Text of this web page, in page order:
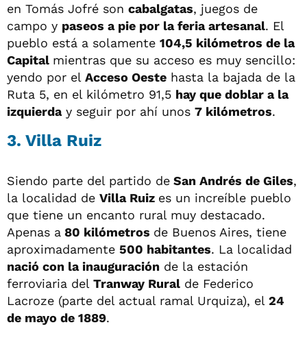
en Tomás Jofré son cabalgatas, juegos de
campo y paseos a pie por la feria artesanal. El
pueblo está a solamente 104,5 kilómetros de la
Capital mientras que su acceso es muy sencillo:
yendo por el Acceso Oeste hasta la bajada de la
Ruta 5, en el kilómetro 91,5 hay que doblar a la
izquierday seguir por ahí unos 7 kilómetros.
3. Villa Ruiz
Siendo parte del partido de San Andrés de Giles,
la localidad de Villa Ruiz es un increíble pueblo
que tiene un encanto rural muy destacado.
Apenas a 80 kilómetros de Buenos Aires, tiene
aproximadamente 500 habitantes. La localidad
nació con la inauguración de la estación
ferroviaria del Tranway Rural de Federico
Lacroze (parte del actual ramal Urquiza), el 24
de mayo de 1889.